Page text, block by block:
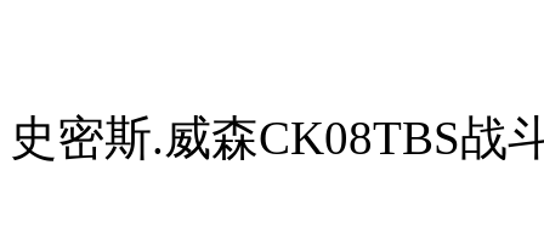
史密斯.威森CK08TBS战